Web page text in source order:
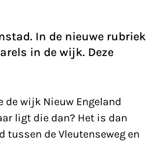
In de nieuwe rubriek
in de wijk. Deze
de wijk Nieuw Engeland
ligt die dan? Het is dan
tussen de Vleutenseweg en